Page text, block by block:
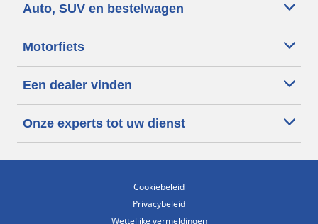
Auto, SUV en bestelwagen
Motorfiets
Een dealer vinden
Onze experts tot uw dienst
Cookiebeleid
Privacybeleid
Wettelijke vermeldingen